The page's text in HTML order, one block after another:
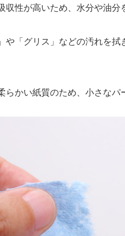
収性が高いため、水分や油分
や「グリス」などの汚れを
らかい紙質のため、小さなパ